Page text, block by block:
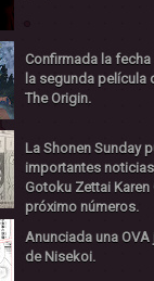
Confirmada la
la segunda película
The Origin.
La Shonen Sunday
importantes
Gotoku Zettai Karen
próximo números.
Anunciada una
de Nisekoi.